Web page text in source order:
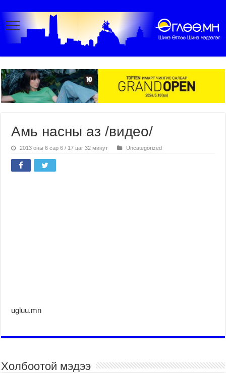
Амь насны аз /видео/
2013 оны 6 сар 6 / 17 цаг 32 минут Uncategorized
ugluu.mn
Холбоотой мэдээ